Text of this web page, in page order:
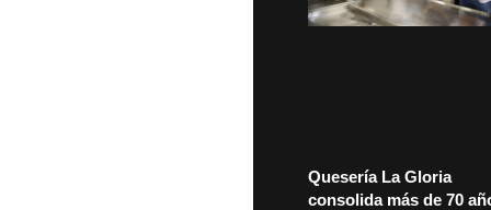
Quesería La Gloria
consolida más de 70